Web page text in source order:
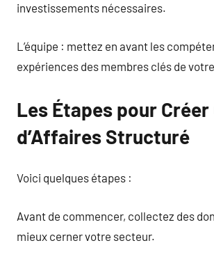
investissements nécessaires.
L’équipe : mettez en avant les
expériences des membres clés de
Les Étapes pour Créer
d’Affaires Structuré
Voici quelques étapes :
Avant de commencer, collectez des
mieux cerner votre secteur.